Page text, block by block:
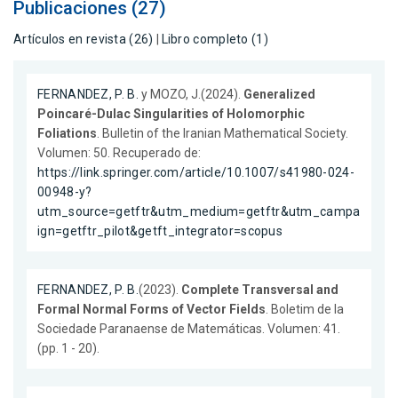
Publicaciones (27)
Artículos en revista (26) Libro completo (1)
FERNANDEZ, P. B. y MOZO, J.(2024). Generalized
Poincaré-Dulac Singularities of Holomorphic
Foliations . Bulletin of the Iranian Mathematical Society.
Volumen: 50. Recuperado de:
https://link.springer.com/article/10.1007/s41980-024-
00948-y?
utm_source=getftr&utm_medium=getftr&utm_campa
ign=getftr_pilot&getft_integrator=scopus
FERNANDEZ, P. B. (2023). Complete Transversal and
Formal Normal Forms of Vector Fields . Boletim de la
Sociedade Paranaense de Matemáticas. Volumen: 41.
(pp. 1 - 20).